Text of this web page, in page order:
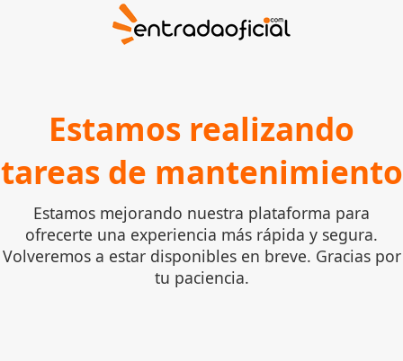
Estamos realizando
tareas de mantenimiento
Estamos mejorando nuestra plataforma para
ofrecerte una experiencia más rápida y segura.
Volveremos a estar disponibles en breve. Gracias por
tu paciencia.